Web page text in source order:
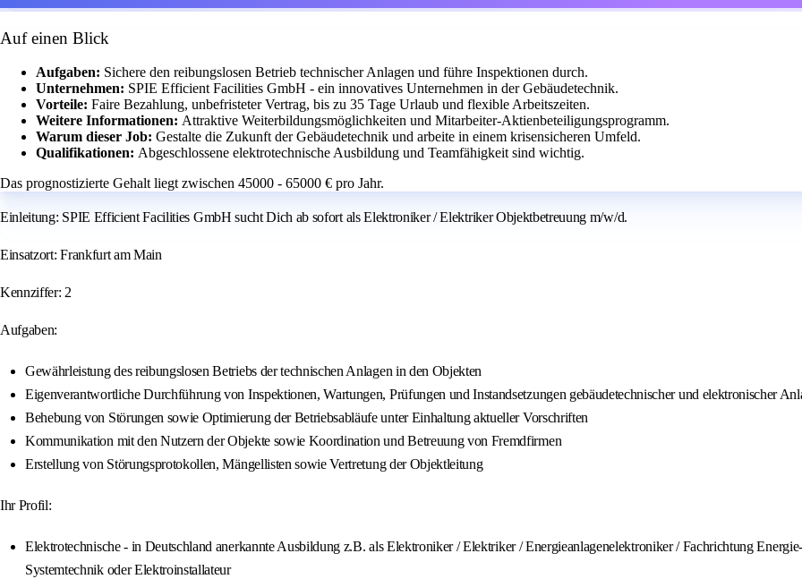
Auf einen Blick
Aufgaben: Sichere den reibungslosen Betrieb technischer Anlagen und führe Inspektionen durch.
Unternehmen: SPIE Efficient Facilities GmbH - ein innovatives Unternehmen in der Gebäudetechnik.
Vorteile: Faire Bezahlung, unbefristeter Vertrag, bis zu 35 Tage Urlaub und flexible Arbeitszeiten.
Weitere Informationen: Attraktive Weiterbildungsmöglichkeiten und Mitarbeiter-Aktienbeteiligungsprogramm.
Warum dieser Job: Gestalte die Zukunft der Gebäudetechnik und arbeite in einem krisensicheren Umfeld.
Qualifikationen: Abgeschlossene elektrotechnische Ausbildung und Teamfähigkeit sind wichtig.
Das prognostizierte Gehalt liegt zwischen 45000 - 65000 € pro Jahr.
Einleitung: SPIE Efficient Facilities GmbH sucht Dich ab sofort als Elektroniker / Elektriker Objektbetreuung m/w/d.
Einsatzort: Frankfurt am Main
Kennziffer: 2
Aufgaben:
Gewährleistung des reibungslosen Betriebs der technischen Anlagen in den Objekten
Eigenverantwortliche Durchführung von Inspektionen, Wartungen, Prüfungen und Instandsetzungen gebäudetechnischer und elektronischer
Behebung von Störungen sowie Optimierung der Betriebsabläufe unter Einhaltung aktueller Vorschriften
Kommunikation mit den Nutzern der Objekte sowie Koordination und Betreuung von Fremdfirmen
Erstellung von Störungsprotokollen, Mängellisten sowie Vertretung der Objektleitung
Ihr Profil:
Elektrotechnische - in Deutschland anerkannte Ausbildung z.B. als Elektroniker / Elektriker / Energieanlagenelektroniker / Fachrichtung
Systemtechnik oder Elektroinstallateur